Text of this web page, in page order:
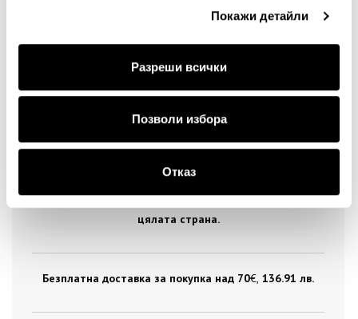
Покажи детайли
Разреши всички
Позволи избора
Отказ
ДОСТАВКА
цялата страна.
Безплатна доставка за покупка над 70€ , 136.91 лв.